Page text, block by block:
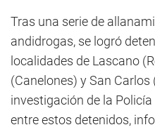
Tras una serie de
andidrogas, se logró
localidades de Lascano
(Canelones) y San
investigación de la
entre estos detenidos,